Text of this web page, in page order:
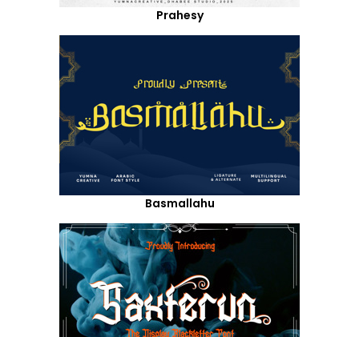
Prahesy
Basmallahu